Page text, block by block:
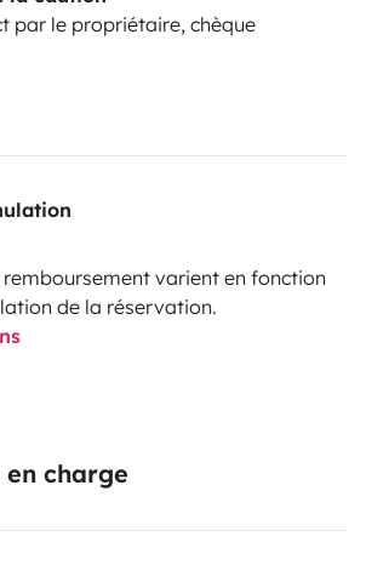
par le propriétaire, chèque
varient en fonction
de la réservation.
charge